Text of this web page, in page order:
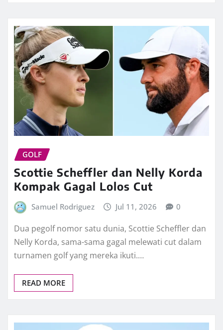
GOLF
Scottie Scheffler dan Nelly Korda
Kompak Gagal Lolos Cut
Samuel Rodriguez Jul 11, 2026 0
Dua pegolf nomor satu dunia, Scottie Scheffler dan
Nelly Korda, sama-sama gagal melewati cut dalam
turnamen golf yang mereka ikuti.…
READ MORE